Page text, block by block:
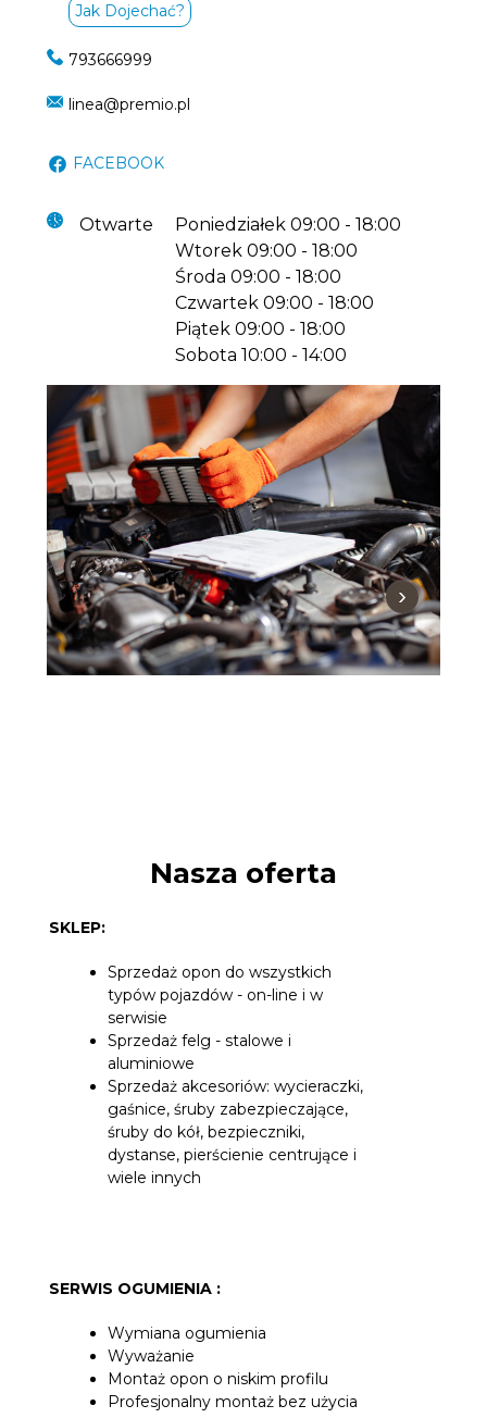
Jak Dojechać?
793666999
linea@premio.pl
FACEBOOK
Otwarte Poniedziałek 09:00 - 18:00
Wtorek 09:00 - 18:00
Środa 09:00 - 18:00
Czwartek 09:00 - 18:00
Piątek 09:00 - 18:00
Sobota 10:00 - 14:00
›
Nasza oferta
SKLEP:
Sprzedaż opon do wszystkich
typów pojazdów - on-line i w
serwisie
Sprzedaż felg - stalowe i
aluminiowe
Sprzedaż akcesoriów: wycieraczki,
gaśnice, śruby zabezpieczające,
śruby do kół, bezpieczniki,
dystanse, pierścienie centrujące i
wiele innych
SERWIS OGUMIENIA :
Wymiana ogumienia
Wyważanie
Montaż opon o niskim profilu
Profesjonalny montaż bez użycia